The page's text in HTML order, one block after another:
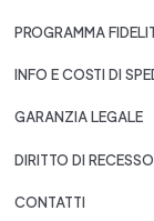
PROGRAMMA
INFO E COSTI DI
GARANZIA LEGALE
DIRITTO DI RECESSO
CONTATTI